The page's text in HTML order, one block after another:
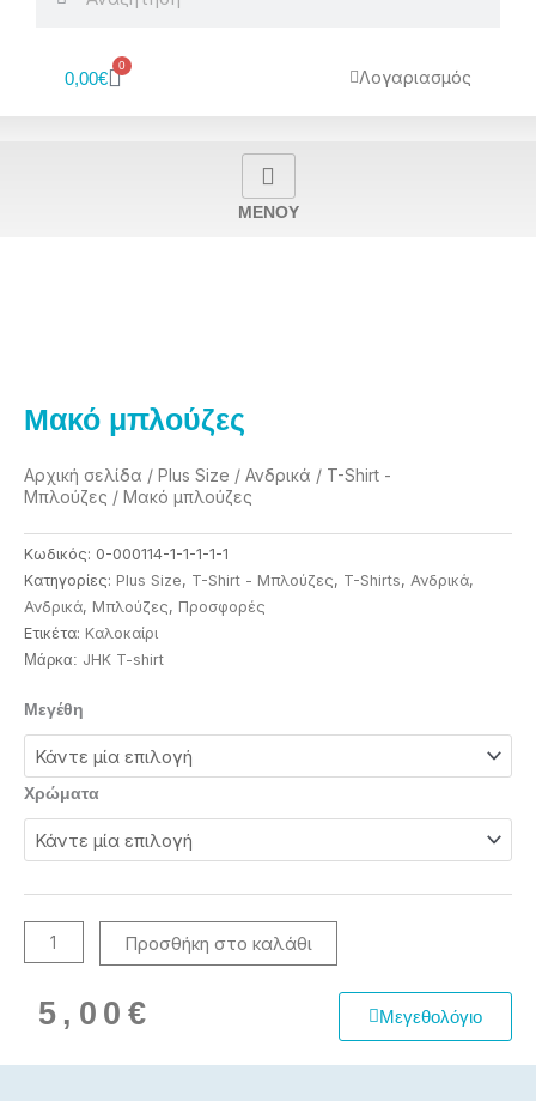
0,00€
0
Cart Λογαριασμός
MENOY
Μακό μπλούζες
Αρχική σελίδα / Plus Size / Ανδρικά / T-Shirt -
Μπλούζες / Μακό μπλούζες
Κωδικός: 0-000114-1-1-1-1-1
Κατηγορίες: Plus Size, T-Shirt - Μπλούζες, T-Shirts, Ανδρικά,
Ανδρικά, Μπλούζες, Προσφορές
Ετικέτα: Καλοκαίρι
Μάρκα: JHK T-shirt
Μεγέθη
Χρώματα
Μακό
μπλούζες
ποσότητα
Προσθήκη στο καλάθι
5,00 € Μεγεθολόγιο